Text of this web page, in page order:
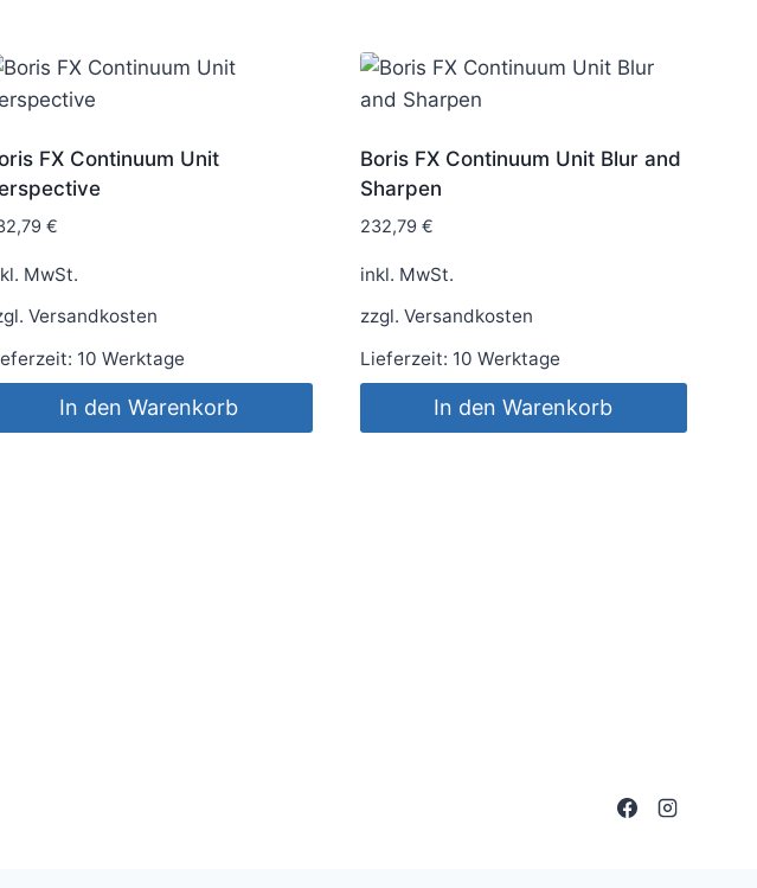
FX Continuum Unit
€
MwSt.
Versandkosten
10 Werktage
In den Warenkorb
Boris FX Continuum Unit Blur and
Sharpen
232,79 €
inkl. MwSt.
zzgl. Versandkosten
Lieferzeit: 10 Werktage
In den Warenkorb